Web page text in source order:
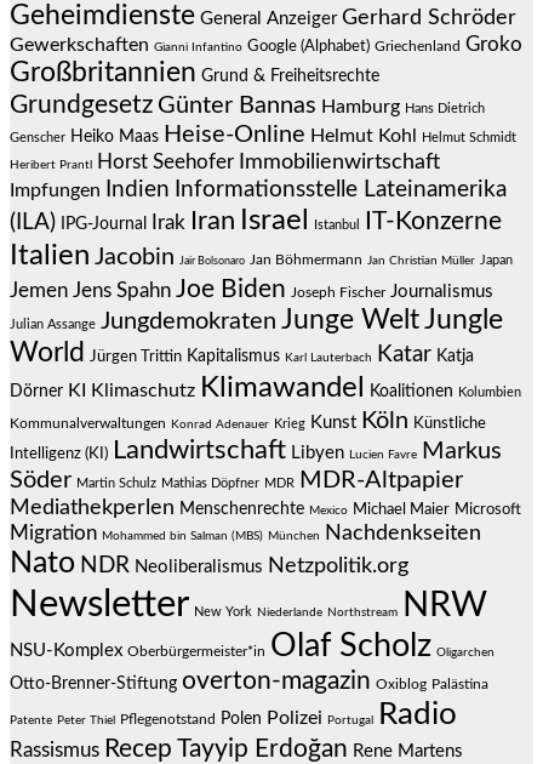
Geheimdienste General Anzeiger Gerhard Schröder
Gewerkschaften Gianni Infantino Google (Alphabet) Griechenland Groko
Großbritannien Grund & Freiheitsrechte
Grundgesetz Günter Bannas Hamburg Hans Dietrich
Genscher Heiko Maas Heise-Online Helmut Kohl Helmut Schmidt
Heribert Prantl Horst Seehofer Immobilienwirtschaft
Impfungen Indien Informationsstelle Lateinamerika
(ILA)
IPG-Journal Irak Iran Israel Istanbul IT-Konzerne
Italien Jacobin Jair Bolsonaro Jan Böhmermann Jan Christian Müller Japan
Jemen Jens Spahn Joe Biden Joseph Fischer Journalismus
Julian Assange Jungdemokraten Junge WeltJungle
World
Jürgen Trittin Kapitalismus Karl Lauterbach Katar Katja
Dörner KI Klimaschutz Klimawandel Koalitionen Kolumbien
Kommunalverwaltungen Konrad Adenauer Krieg Kunst Köln Künstliche
Intelligenz (KI) Landwirtschaft Libyen Lucien Favre
Markus
Söder Martin Schulz Mathias Döpfner MDR MDR-Altpapier
Mediathekperlen Menschenrechte Mexico Michael Maier Microsoft
Migration Mohammed bin Salman (MBS) München Nachdenkseiten
Nato NDR Neoliberalismus Netzpolitik.org
Newsletter New York Niederlande Northstream NRW
NSU-Komplex Oberbürgermeister*in Olaf Scholz Oligarchen
Otto-Brenner-Stiftung overton-magazin Oxiblog Palästina
Patente Peter Thiel Pflegenotstand Polen Polizei Portugal Radio
Rassismus Recep Tayyip Erdoğan Rene Martens